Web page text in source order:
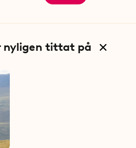
nyligen tittat på